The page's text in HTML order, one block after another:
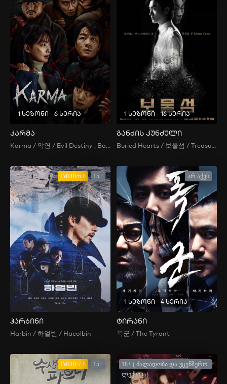
1 სეზონი - 6 სერია
კარმა
Karma / 악연 / Evil Destiny , Bad Relationship , Ill-Fated Relationship , Akyeon
1 სეზონი - 16 სერია
განძის კუნძული
Buried Hearts / 보물섬 / Treasure Island
IMDB:6.6 15+
ჰარბინი
Harbin / 하얼빈 / Haeolbin
არ აქვს
1 სეზონი - 4 სერია
ტირანი
폭군 / The Tyrant
IMDB:7.8 15+
18+ ( ძალადობა და უცენზურო
ლექსიკა)